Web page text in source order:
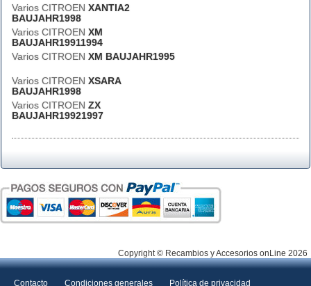
Varios CITROEN XANTIA2
BAUJAHR1998
Varios CITROEN XM
BAUJAHR19911994
Varios CITROEN XM BAUJAHR1995
Varios CITROEN XSARA
BAUJAHR1998
Varios CITROEN ZX
BAUJAHR19921997
Copyright © Recambios y Accesorios onLine 2026
Contacto Condiciones generales Política de privacidad